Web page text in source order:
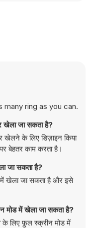
ring as you can.
खेला जा सकता है?
खेलने के लिए डिज़ाइन किया
बेहतर काम करता है।
जा सकता है?
खेला जा सकता है और इसे
में खेला जा सकता है?
लिए फ़ुल स्क्रीन मोड में